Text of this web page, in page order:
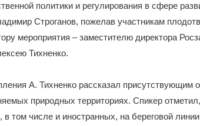
политики и регулирования в сфере
Строганов, пожелав участникам
мероприятия – заместителю директора
Тихненко.
А. Тихненко рассказал присутствующим о
природных территориях. Спикер
в том числе и иностранных, на береговой